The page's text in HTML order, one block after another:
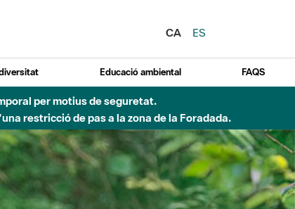
CA
ES
Educació ambiental FAQS
per motius de seguretat.
restricció de pas a la zona de la Foradada.